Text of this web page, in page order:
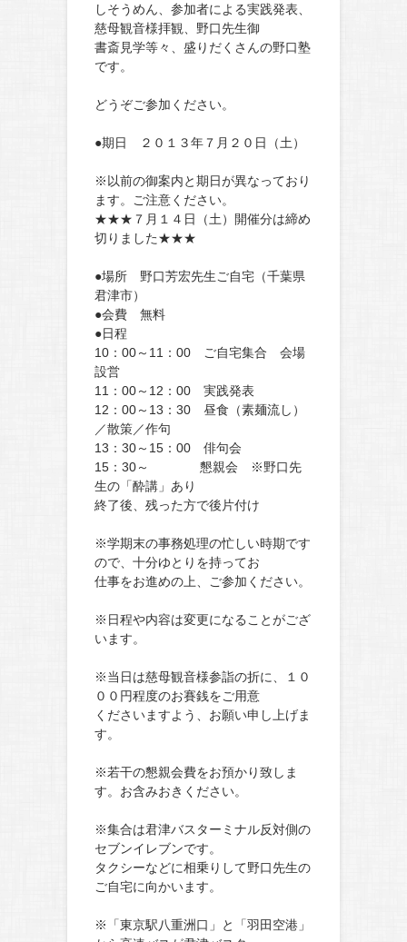
しそうめん、参加者による実践発表、
慈母観音様拝観、野口先生御
書斎見学等々、盛りだくさんの野口塾
です。
どうぞご参加ください。
●期日 ２０１３年７月２０日（土）
※以前の御案内と期日が異なっており
ます。ご注意ください。
★★★７月１４日（土）開催分は締め
切りました★★★
●場所 野口芳宏先生ご自宅（千葉県
君津市）
●会費 無料
●日程
10：00～11：00 ご自宅集合 会場
設営
11：00～12：00 実践発表
12：00～13：30 昼食（素麺流し）
／散策／作句
13：30～15：00 俳句会
15：30～ 懇親会 ※野口先
生の「酔講」あり
終了後、残った方で後片付け
※学期末の事務処理の忙しい時期です
ので、十分ゆとりを持ってお
仕事をお進めの上、ご参加ください。
※日程や内容は変更になることがござ
います。
※当日は慈母観音様参詣の折に、１０
００円程度のお賽銭をご用意
くださいますよう、お願い申し上げま
す。
※若干の懇親会費をお預かり致しま
す。お含みおきください。
※集合は君津バスターミナル反対側の
セブンイレブンです。
タクシーなどに相乗りして野口先生の
ご自宅に向かいます。
※「東京駅八重洲口」と「羽田空港」